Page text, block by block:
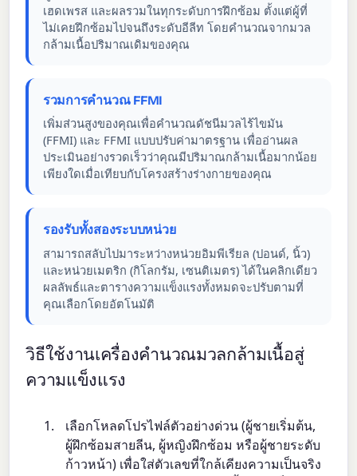
เฮดเพรส และผลรวมในทุกระดับการฝึกซ้อม ตั้งแต่ผู้ที่
ไม่เคยฝึกซ้อมไปจนถึงระดับอีลีท โดยคำนวณจากมวล
กล้ามเนื้อปริมาณเดิมของคุณ
รวมการคำนวณ FFMI
เพิ่มส่วนสูงของคุณเพื่อคำนวณดัชนีมวลไร้ไขมัน
(FFMI) และ FFMI แบบปรับค่ามาตรฐาน เพื่ออ่านผล
ประเมินอย่างรวดเร็วว่าคุณมีปริมาณกล้ามเนื้อมากน้อย
เพียงใดเมื่อเทียบกับโครงสร้างร่างกายของคุณ
รองรับทั้งสองระบบหน่วย
สามารถสลับไปมาระหว่างหน่วยอิมพีเรียล (ปอนด์, นิ้ว)
และหน่วยเมตริก (กิโลกรัม, เซนติเมตร) ได้ในคลิกเดียว
ผลลัพธ์และตารางความแข็งแรงทั้งหมดจะปรับตามที่
คุณเลือกโดยอัตโนมัติ
วิธีใช้งานเครื่องคำนวณมวลกล้ามเนื้อสู่
ความแข็งแรง
เลือกโหลดโปรไฟล์ตัวอย่างด่วน (ผู้ชายเริ่มต้น,
ผู้ฝึกซ้อมสายลีน, ผู้หญิงฝึกซ้อม หรือผู้ชายระดับ
ก้าวหน้า) เพื่อใส่ตัวเลขที่ใกล้เคียงความเป็นจริง